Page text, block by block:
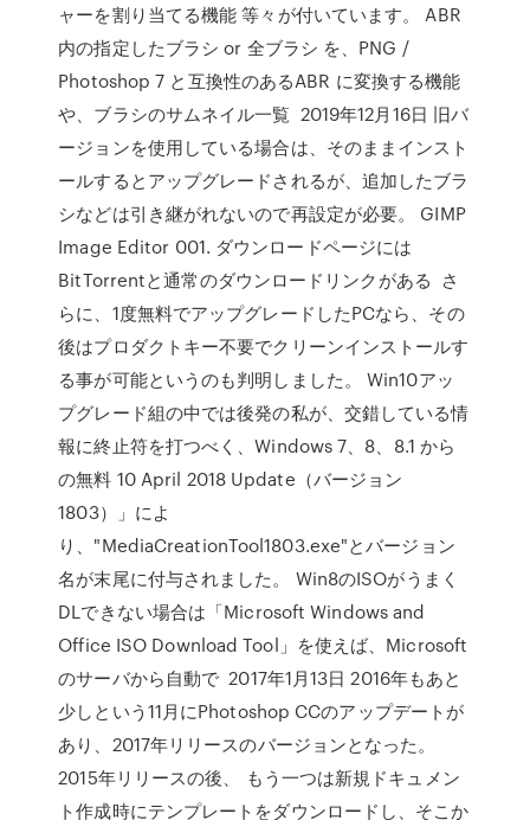
ャーを割り当てる機能 等々が付いています。 ABR
内の指定したブラシ or 全ブラシ を、PNG /
Photoshop 7 と互換性のあるABR に変換する機能
や、ブラシのサムネイル一覧 2019年12月16日 旧バ
ージョンを使用している場合は、そのままインスト
ールするとアップグレードされるが、追加したブラ
シなどは引き継がれないので再設定が必要。 GIMP
Image Editor 001. ダウンロードページには
BitTorrentと通常のダウンロードリンクがある さ
らに、1度無料でアップグレードしたPCなら、その
後はプロダクトキー不要でクリーンインストールす
る事が可能というのも判明しました。 Win10アッ
プグレード組の中では後発の私が、交錯している情
報に終止符を打つべく、Windows 7、8、8.1 から
の無料 10 April 2018 Update（バージョン
1803）」によ
り、"MediaCreationTool1803.exe"とバージョン
名が末尾に付与されました。 Win8のISOがうまく
DLできない場合は「Microsoft Windows and
Office ISO Download Tool」を使えば、Microsoft
のサーバから自動で 2017年1月13日 2016年もあと
少しという11月にPhotoshop CCのアップデートが
あり、2017年リリースのバージョンとなった。
2015年リリースの後、 もう一つは新規ドキュメン
ト作成時にテンプレートをダウンロードし、そこか